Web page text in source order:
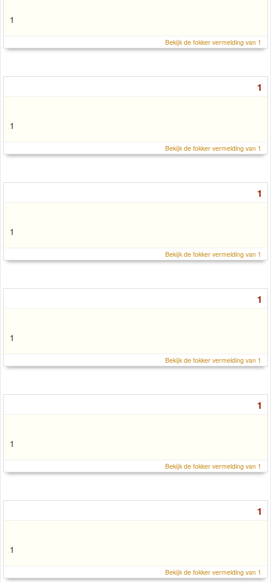
1
Bekijk de fokker vermelding van 1
1
1
Bekijk de fokker vermelding van 1
1
1
Bekijk de fokker vermelding van 1
1
1
Bekijk de fokker vermelding van 1
1
1
Bekijk de fokker vermelding van 1
1
1
Bekijk de fokker vermelding van 1